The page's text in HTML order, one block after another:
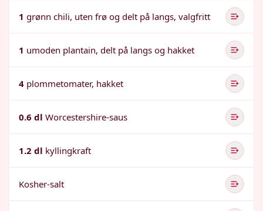
1 grønn chili, uten frø og delt på langs, valgfritt
1 umoden plantain, delt på langs og hakket
4 plommetomater, hakket
0.6 dl Worcestershire-saus
1.2 dl kyllingkraft
Kosher-salt